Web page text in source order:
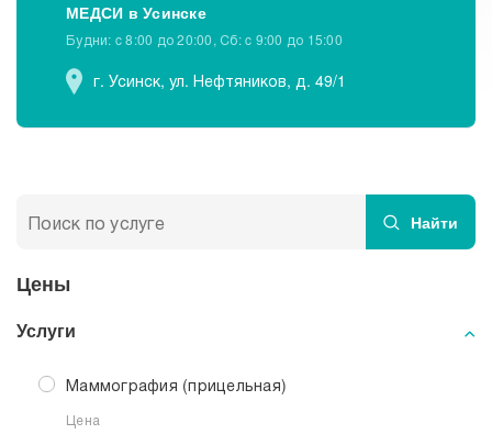
Найти
Цены
Услуги
Маммография (прицельная)
Цена
МЕДСИ в Усинске
Будни: c 8:00 до 20:00, Сб: c 9:00 до 15:00
г. Усинск, ул. Нефтяников, д. 49/1